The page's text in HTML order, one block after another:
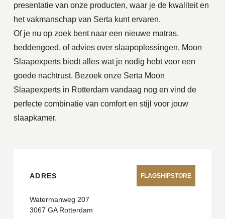
presentatie van onze producten, waar je de kwaliteit en
het vakmanschap van Serta kunt ervaren.
Of je nu op zoek bent naar een nieuwe matras,
beddengoed, of advies over slaapoplossingen, Moon
Slaapexperts biedt alles wat je nodig hebt voor een
goede nachtrust. Bezoek onze Serta Moon
Slaapexperts in Rotterdam vandaag nog en vind de
perfecte combinatie van comfort en stijl voor jouw
slaapkamer.
ADRES FLAGSHIPSTORE
Watermanweg 207
3067 GA Rotterdam